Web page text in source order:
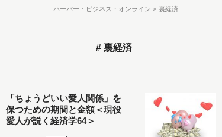
ハーバー・ビジネス・オンライン 裏経済
裏経済
「ちょうどいい愛人関係」を
保つための期間と金額＜現役
愛人が説く経済学64＞